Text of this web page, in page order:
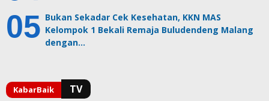
Bukan Sekadar Cek Kesehatan, KKN MAS
Kelompok 1 Bekali Remaja Buludendeng Malang
dengan…